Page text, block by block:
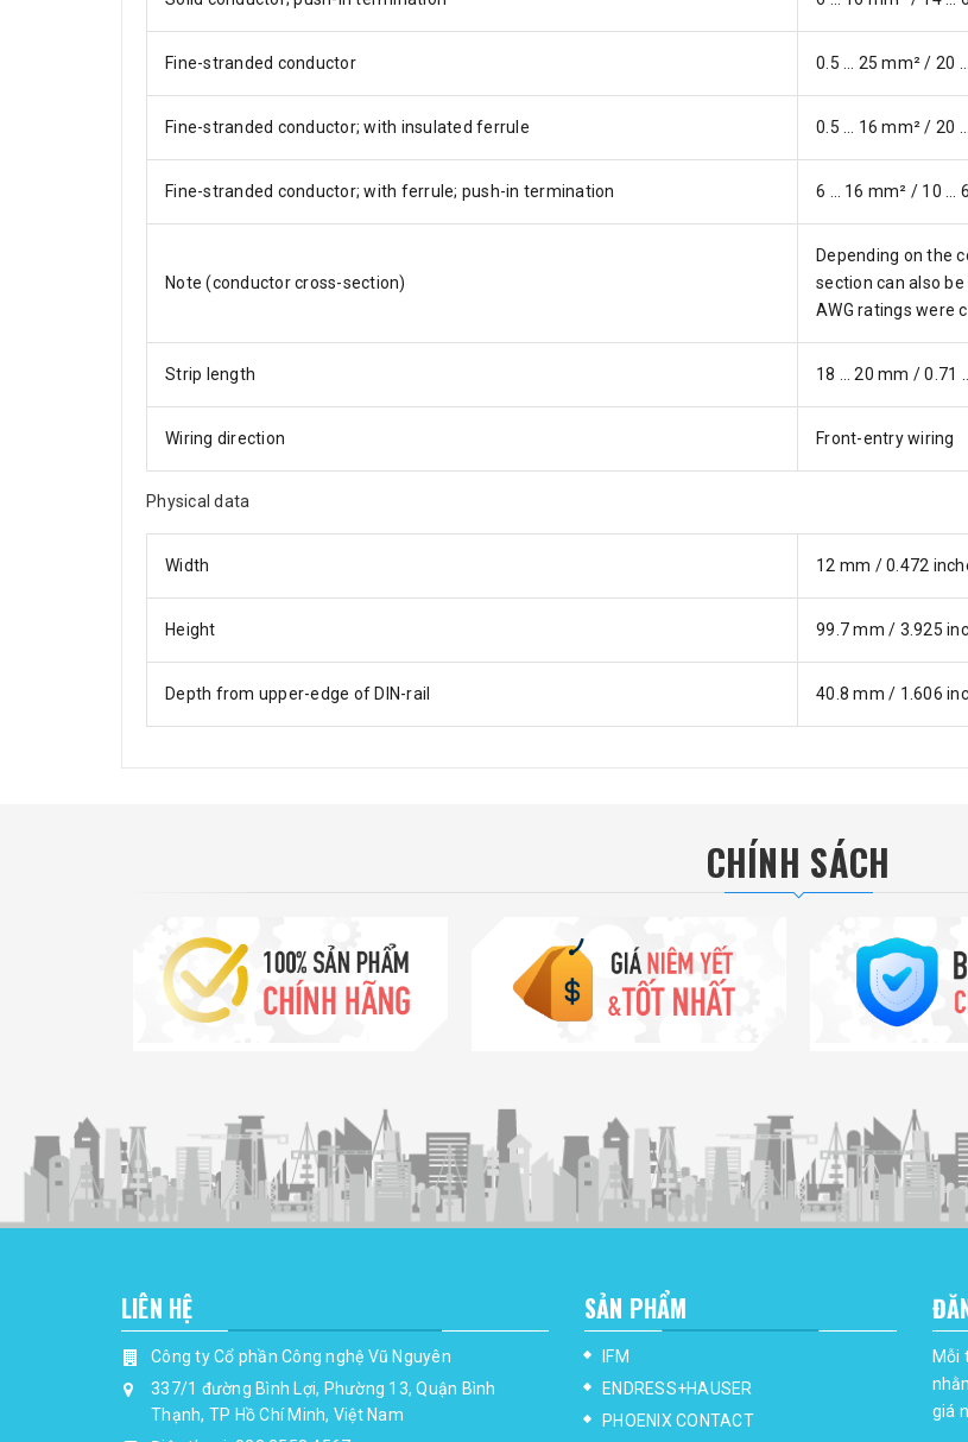
Fine-stranded conductor 0.5 … 25 mm² / 20
Fine-stranded conductor; with insulated ferrule 0.5 … 16 mm² / 20
Fine-stranded conductor; with ferrule; push-in termination 6 … 16 mm² / 10 …
Note (conductor cross-section)
Depending on the
section can also
AWG ratings were
Strip length 18 … 20 mm / 0.71
Wiring direction Front-entry wiring
Physical data
Width 12 mm / 0.472
Height 99.7 mm / 3.925
Depth from upper-edge of DIN-rail 40.8 mm / 1.606
CHÍNH SÁCH
LIÊN HỆ
Công ty Cổ phần Công nghệ Vũ Nguyên
337/1 đường Bình Lợi, Phường 13, Quận Bình
Thạnh, TP Hồ Chí Minh, Việt Nam
SẢN PHẨM
IFM
ENDRESS+HAUSER
PHOENIX CONTACT
Mỗi
giá